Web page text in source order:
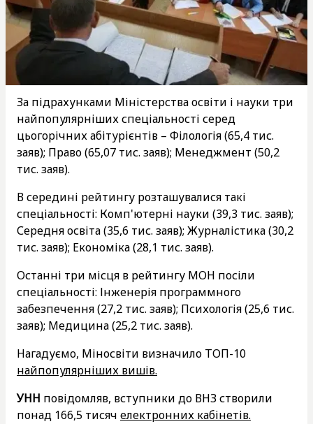
За підрахунками Міністерства освіти і науки три
найпопулярніших спеціальності серед
цьогорічних абітурієнтів – Філологія (65,4 тис.
заяв); Право (65,07 тис. заяв); Менеджмент (50,2
тис. заяв).
В середині рейтингу розташувалися такі
спеціальності: Комп'ютерні науки (39,3 тис. заяв);
Середня освіта (35,6 тис. заяв); Журналістика (30,2
тис. заяв); Економіка (28,1 тис. заяв).
Останні три місця в рейтингу МОН посіли
спеціальності: Інженерія программного
забезпечення (27,2 тис. заяв); Психологія (25,6 тис.
заяв); Медицина (25,2 тис. заяв).
Нагадуємо, Міносвіти визначило ТОП-10
найпопулярніших вишів.
УНН повідомляв, вступники до ВНЗ створили
понад 166,5 тисяч електронних кабінетів.